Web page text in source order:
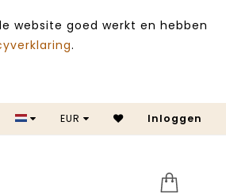
website goed werkt en hebben
.
SALE
EUR Inloggen